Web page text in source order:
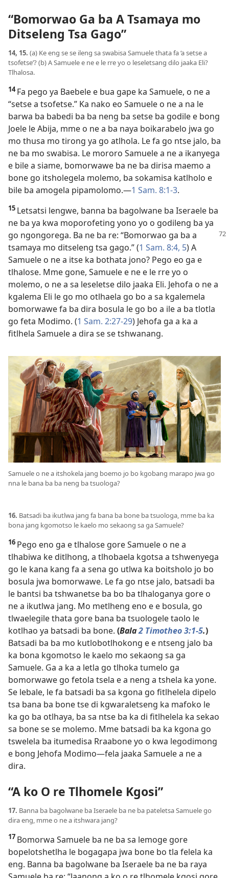
“Bomorwao Ga ba A Tsamaya mo
Ditseleng Tsa Gago”
14, 15. (a) Ke eng se se ileng sa swabisa Samuele thata fa ‘a setse a
tsofetse’? (b) A Samuele e ne e le rre yo o leseletsang dilo jaaka Eli?
Tlhalosa.
14Fa pego ya Baebele e bua gape ka Samuele, o ne a
“setse a tsofetse.” Ka nako eo Samuele o ne a na le
barwa ba babedi ba ba neng ba setse ba godile e bong
Joele le Abija, mme o ne a ba naya boikarabelo jwa go
mo thusa mo tirong ya go atlhola. Le fa go ntse jalo, ba
ne ba mo swabisa. Le mororo Samuele a ne a ikanyega
e bile a siame, bomorwawe ba ne ba dirisa maemo a
bone go itsholegela molemo, ba sokamisa katlholo e
bile ba amogela pipamolomo.—1 Sam. 8:1-3.
15 Letsatsi lengwe, banna ba bagolwane ba Iseraele ba
ne ba ya kwa moporofeting yono yo o godileng ba ya
go ngongorega. Ba ne ba re: “Bomorwao ga ba a
tsamaya mo ditseleng tsa gago.” (1 Sam. 8:4, 5) A
Samuele o ne a itse ka bothata jono? Pego eo ga e
tlhalose. Mme gone, Samuele e ne e le rre yo o
molemo, o ne a sa leseletse dilo jaaka Eli. Jehofa o ne a
kgalema Eli le go mo otlhaela go bo a sa kgalemela
bomorwawe fa ba dira bosula le go bo a ile a ba tlotla
go feta Modimo. (1 Sam. 2:27-29) Jehofa ga a ka a
fitlhela Samuele a dira se se tshwanang.
Samuele o ne a itshokela jang boemo jo bo kgobang marapo jwa go
nna le bana ba ba neng ba tsuologa?
16. Batsadi ba ikutlwa jang fa bana ba bone ba tsuologa, mme ba ka
bona jang kgomotso le kaelo mo sekaong sa ga Samuele?
16 Pego eno ga e tlhalose gore Samuele o ne a
tlhabiwa ke ditlhong, a tlhobaela kgotsa a tshwenyega
go le kana kang fa a sena go utlwa ka boitsholo jo bo
bosula jwa bomorwawe. Le fa go ntse jalo, batsadi ba
le bantsi ba tshwanetse ba bo ba tlhaloganya gore o
ne a ikutlwa jang. Mo metlheng eno e e bosula, go
tlwaelegile thata gore bana ba tsuologele taolo le
kotlhao ya batsadi ba bone. (Bala2 Timotheo 3:1-5.)
Batsadi ba ba mo kutlobotlhokong e e ntseng jalo ba
ka bona kgomotso le kaelo mo sekaong sa ga
Samuele. Ga a ka a letla go tlhoka tumelo ga
bomorwawe go fetola tsela e a neng a tshela ka yone.
Se lebale, le fa batsadi ba sa kgona go fitlhelela dipelo
tsa bana ba bone tse di kgwaraletseng ka mafoko le
ka go ba otlhaya, ba sa ntse ba ka di fitlhelela ka sekao
sa bone se se molemo. Mme batsadi ba ka kgona go
tswelela ba itumedisa Rraabone yo o kwa legodimong
e bong Jehofa Modimo—fela jaaka Samuele a ne a
dira.
“A ko O re Tlhomele Kgosi”
17. Banna ba bagolwane ba Iseraele ba ne ba pateletsa Samuele go
dira eng, mme o ne a itshwara jang?
17 Bomorwa Samuele ba ne ba sa lemoge gore
bopelotshetlha le bogagapa jwa bone bo tla felela ka
eng. Banna ba bagolwane ba Iseraele ba ne ba raya